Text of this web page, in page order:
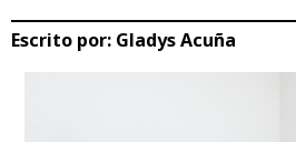
Escrito por: Gladys Acuña